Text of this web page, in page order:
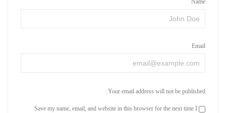
Name
Email
Your email address will not be published.
Save my name, email, and website in this browser for the next time I